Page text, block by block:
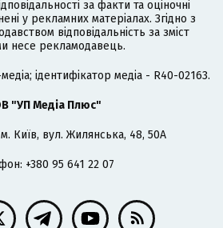
за факти та оціночні
у рекламних матеріалах. Згідно з
відповідальність за зміст
несе рекламодавець.
ідентифікатор медіа - R40-02163.
"УП Медіа Плюс"
Київ, вул. Жилянська, 48, 50А
+380 95 641 22 07